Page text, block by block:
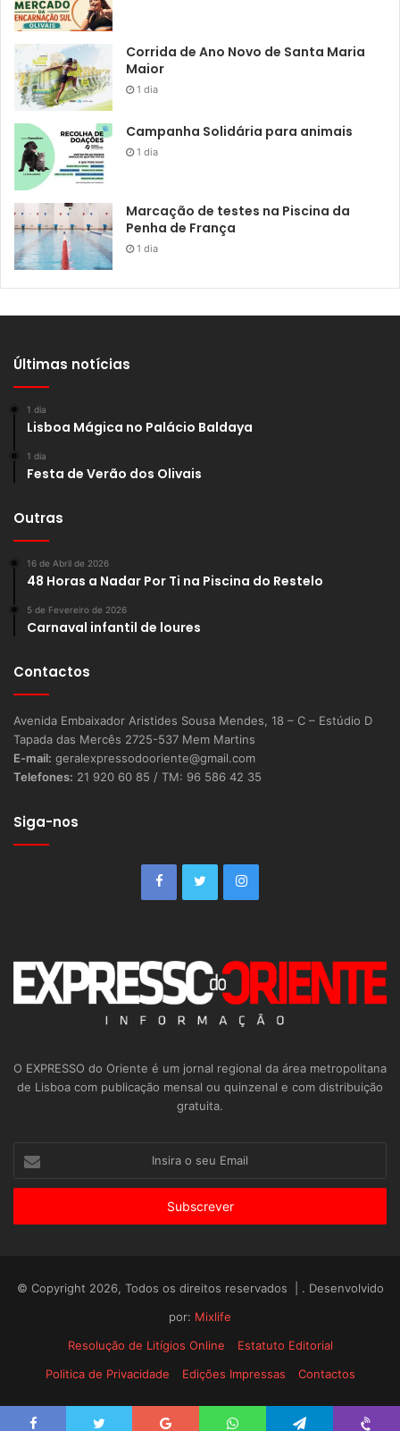
Corrida de Ano Novo de Santa Maria
Maior
1 dia
Campanha Solidária para animais
1 dia
Marcação de testes na Piscina da
Penha de França
1 dia
Últimas notícias
1 dia
Lisboa Mágica no Palácio Baldaya
1 dia
Festa de Verão dos Olivais
Outras
16 de Abril de 2026
48 Horas a Nadar Por Ti na Piscina do Restelo
5 de Fevereiro de 2026
Carnaval infantil de loures
Contactos
Avenida Embaixador Aristides Sousa Mendes, 18 – C – Estúdio D
Tapada das Mercês 2725-537 Mem Martins
E-mail: geralexpressodooriente@gmail.com
Telefones: 21 920 60 85 / TM: 96 586 42 35
Siga-nos
O EXPRESSO do Oriente é um jornal regional da área metropolitana
de Lisboa com publicação mensal ou quinzenal e com distribuição
gratuita.
seu
© Copyright 2026, Todos os direitos reservados | . Desenvolvido
por: Mixlife
Resolução de Litígios Online
Estatuto Editorial
Politica de Privacidade
Edições Impressas Contactos